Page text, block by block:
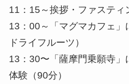
11：15～挨拶・ファスティ
13：00～「マグマカフェ」
ドライフルーツ）
13：30〜「薩摩門乗願寺」
体験（90分）